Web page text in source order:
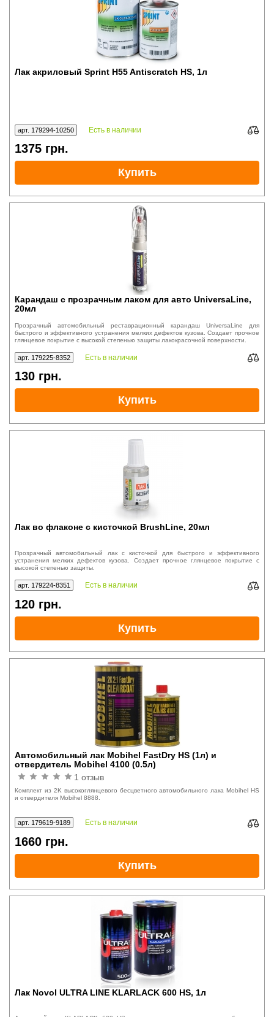
Лак акриловый Sprint H55 Antiscratch HS, 1л
арт. 179294-10250 Есть в наличии
1375 грн.
Купить
Карандаш с прозрачным лаком для авто UniversaLine,
20мл
Прозрачный автомобильный реставрационный карандаш UniversaLine для
быстрого и эффективного устранения мелких дефектов кузова. Создает прочное
глянцевое покрытие с высокой степенью защиты лакокрасочной поверхности.
арт. 179225-8352 Есть в наличии
130 грн.
Купить
Лак во флаконе с кисточкой BrushLine, 20мл
Прозрачный автомобильный лак с кисточкой для быстрого и эффективного
устранения мелких дефектов кузова. Создает прочное глянцевое покрытие с
высокой степенью защиты.
арт. 179224-8351 Есть в наличии
120 грн.
Купить
Автомобильный лак Mobihel FastDry HS (1л) и
отвердитель Mobihel 4100 (0.5л)
1 отзыв
Комплект из 2K высокоглянцевого бесцветного автомобильного лака Mobihel HS
и отвердителя Mobihel 8888.
арт. 179619-9189 Есть в наличии
1660 грн.
Купить
Лак Novol ULTRA LINE KLARLACK 600 HS, 1л